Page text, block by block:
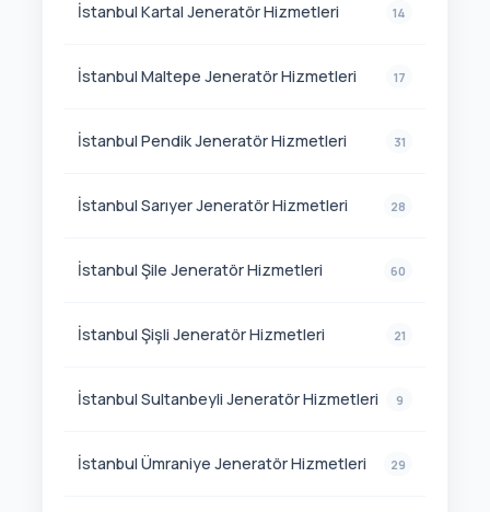
İstanbul Kartal Jeneratör Hizmetleri 14
İstanbul Maltepe Jeneratör Hizmetleri 17
İstanbul Pendik Jeneratör Hizmetleri 31
İstanbul Sarıyer Jeneratör Hizmetleri 28
İstanbul Şile Jeneratör Hizmetleri 60
İstanbul Şişli Jeneratör Hizmetleri 21
İstanbul Sultanbeyli Jeneratör Hizmetleri 9
İstanbul Ümraniye Jeneratör Hizmetleri 29